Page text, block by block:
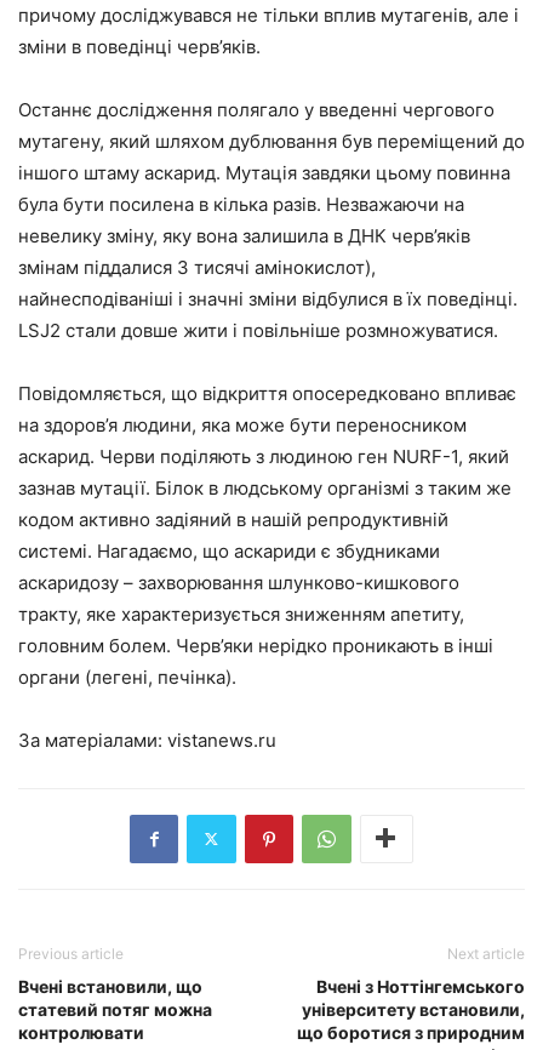
причому досліджувався не тільки вплив мутагенів, але і
зміни в поведінці черв’яків.
Останнє дослідження полягало у введенні чергового
мутагену, який шляхом дублювання був переміщений до
іншого штаму аскарид. Мутація завдяки цьому повинна
була бути посилена в кілька разів. Незважаючи на
невелику зміну, яку вона залишила в ДНК черв’яків
змінам піддалися 3 тисячі амінокислот),
найнесподіваніші і значні зміни відбулися в їх поведінці.
LSJ2 стали довше жити і повільніше розмножуватися.
Повідомляється, що відкриття опосередковано впливає
на здоров’я людини, яка може бути переносником
аскарид. Черви поділяють з людиною ген NURF-1, який
зазнав мутації. Білок в людському організмі з таким же
кодом активно задіяний в нашій репродуктивній
системі. Нагадаємо, що аскариди є збудниками
аскаридозу – захворювання шлунково-кишкового
тракту, яке характеризується зниженням апетиту,
головним болем. Черв’яки нерідко проникають в інші
органи (легені, печінка).
За матеріалами: vistanews.ru
Previous article
Вчені встановили, що
статевий потяг можна
контролювати
Next article
Вчені з Ноттінгемського
університету встановили,
що боротися з природним